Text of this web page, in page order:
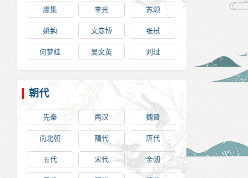
虞集 李光 苏颂
姚勉 文彦博 张栻
何梦桂 吴文英 刘过
朝代
先秦 两汉 魏晋
南北朝 隋代 唐代
五代 宋代 金朝